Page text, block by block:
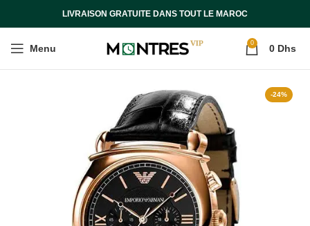
LIVRAISON GRATUITE DANS TOUT LE MAROC
Menu 0 0 Dhs
-24%